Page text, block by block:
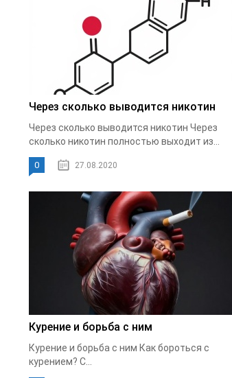
Через сколько выводится никотин
Через сколько выводится никотин Через
сколько никотин полностью выходит из...
0 27.08.2020
Курение и борьба с ним
Курение и борьба с ним Как бороться с
курением? С...